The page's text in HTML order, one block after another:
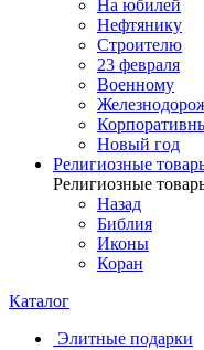
На юбилей
Нефтянику
Строителю
23 февраля
Военному
Новый год
Религиозные
Религиозные
Назад
Библия
Иконы
Коран
Каталог
Элитные подарки